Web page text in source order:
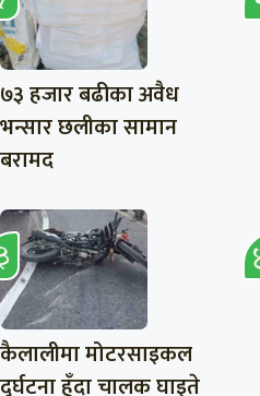
७३ हजार बढीका अवैध
भन्सार छलीका सामान
बरामद
कैलालीमा मोटरसाइकल
दुर्घटना हुँदा चालक घाइते